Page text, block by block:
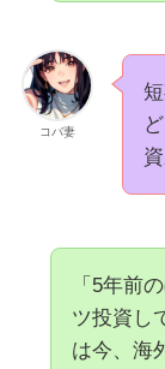
コバ妻
「5年前
ツ投資し
は今、海